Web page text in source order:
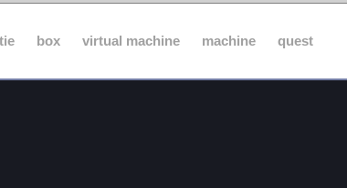
box virtual machine machine quest